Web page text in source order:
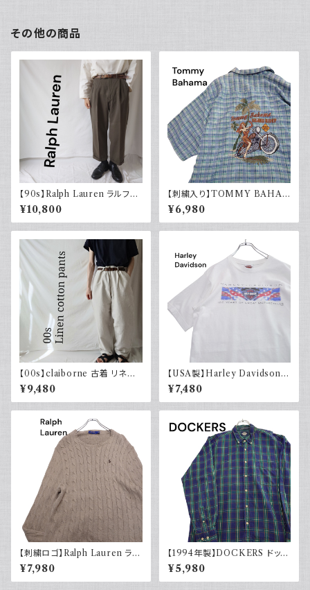
その他の商品
【90s】Ralph Lauren ラルフロ
ーレン ツータックスラックス ウ
ール カーキ 古着 TALONジッ
プ
¥10,800
【刺繍入り】TOMMY BAHA
MA トミーバハマ オープンカラ
ーシャツ シルク100％ 開禁 古
着 アメカジ チェック
¥6,980
【00s】claiborne 古着 リネン
コットンパンツ ツータック
¥9,480
【USA製】Harley Davidson
ハーレーダビッドソン プリントT
シャツ 古着 ホワイト 白 2002
年 100周年
¥7,480
【刺繍ロゴ】Ralph Lauren ラル
フローレン ケーブル編みニット
ベージュ
¥7,980
【1994年製】DOCKERS ドッカ
ーズ チェックシャツ ボタンダウ
ン 古着 アメカジ リーバイス 長
袖
¥5,980